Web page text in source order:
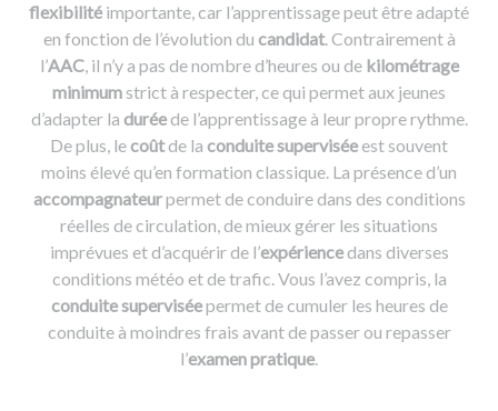
flexibilité importante, car l’apprentissage peut être adapté
en fonction de l’évolution du candidat. Contrairement à
l’AAC, il n’y a pas de nombre d’heures ou de kilométrage
minimum strict à respecter, ce qui permet aux jeunes
d’adapter la duréede l’apprentissage à leur propre rythme.
De plus, lecoûtde la conduite superviséeest souvent
moins élevé qu’en formation classique. La présence d’un
accompagnateurpermet de conduire dans des conditions
réelles de circulation, de mieux gérer les situations
imprévues et d’acquérir de l’expériencedans diverses
conditions météo et de trafic. Vous l’avez compris, la
conduite superviséepermet de cumuler les heures de
conduite à moindres frais avant de passer ou repasser
l’examen pratique.